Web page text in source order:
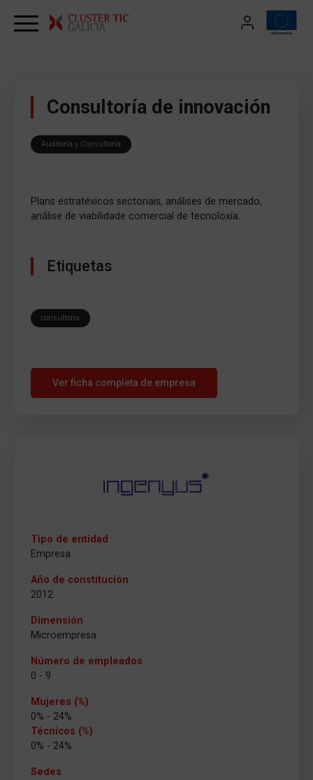
Consultoría de innovación
Auditoría y Consultoría
Plans estratéxicos sectoriais, análises de mercado,
análise de viabilidade comercial de tecnoloxía.
Etiquetas
consultoria
Ver ficha completa de empresa
Tipo de entidad
Empresa
Año de constitución
2012
Dimensión
Microempresa
Número de empleados
0 - 9
Mujeres (%)
0% - 24%
Técnicos (%)
0% - 24%
Sedes